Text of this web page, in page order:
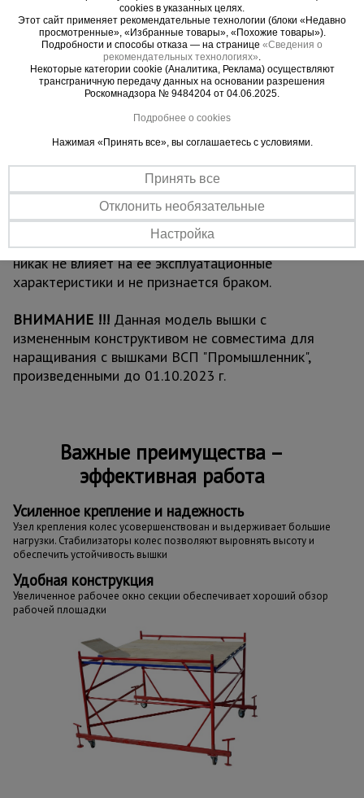
размещать на разных уровнях вышки для
одновременных работ, соблюдая технику
безопасности. Помните, вышка выдерживает
общий вес до 250 кг.
при высоте вышки более 5 метров
стабилизаторовдля обеспечения лучшей
устойчивости и безопасности проводимых на
вышке работ.
Обращаем ваше внимание, что в процессе
транспортировки вышка может получить
визуальные потертости, царапины и прочее, что
никак не влияет на ее эксплуатационные
характеристики и не признается браком.
ВНИМАНИЕ !!! Данная модель вышки с
измененным конструктивом не совместима для
наращивания с вышками ВСП "Промышленник",
произведенными до 01.10.2023 г.
Важные преимущества –
эффективная работа
Усиленное крепление и надежность
Узел крепления колес усовершенствован и выдерживает большие
нагрузки. Стабилизаторы колес позволяют выровнять высоту и
обеспечить устойчивость вышки
Удобная конструкция
Увеличенное рабочее окно секции обеспечивает хороший обзор
рабочей площадки
cookies в указанных целях.
Этот сайт применяет рекомендательные технологии (блоки «Недавно
просмотренные», «Избранные товары», «Похожие товары»).
Подробности и способы отказа — на странице «Сведения о
рекомендательных технологиях».
Некоторые категории cookie (Аналитика, Реклама) осуществляют
трансграничную передачу данных на основании разрешения
Роскомнадзора № 9484204 от 04.06.2025.
Подробнее о cookies
Нажимая «Принять все», вы соглашаетесь с условиями.
Принять все
Отклонить необязательные
Настройка